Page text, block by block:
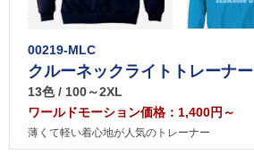
00219-MLC
クルーネックライトトレーナー
13色 / 100～2XL
ワールドモーション価格：1,400円～
薄くて軽い着心地が人気のトレーナー